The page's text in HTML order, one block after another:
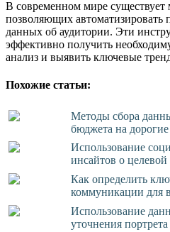
В современном мире существует
позволяющих автоматизировать
данных об аудитории. Эти
эффективно получить
анализ и выявить ключевые
Похожие статьи:
Методы сбора
бюджета на
Использование
инсайтов о целевой
Как определить
коммуникации для
Использование
уточнения